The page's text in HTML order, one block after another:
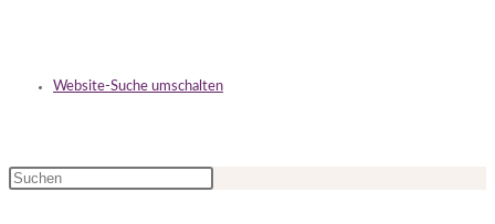
Website-Suche umschalten